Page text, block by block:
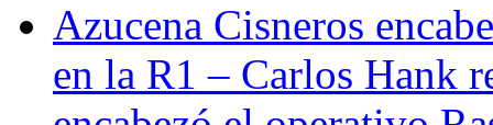
Azucena Cisneros
en la R1 – Carlos Hank